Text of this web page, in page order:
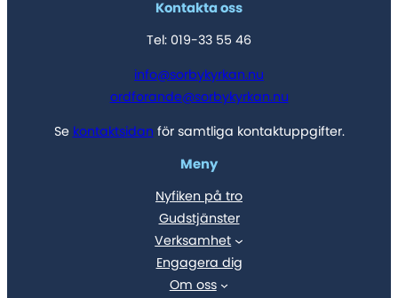
Kontakta oss
Tel: 019-33 55 46
info@sorbykyrkan.nu
ordforande@sorbykyrkan.nu
Se kontaktsidan för samtliga kontaktuppgifter.
Meny
Nyfiken på tro
Gudstjänster
Verksamhet
Engagera dig
Om oss